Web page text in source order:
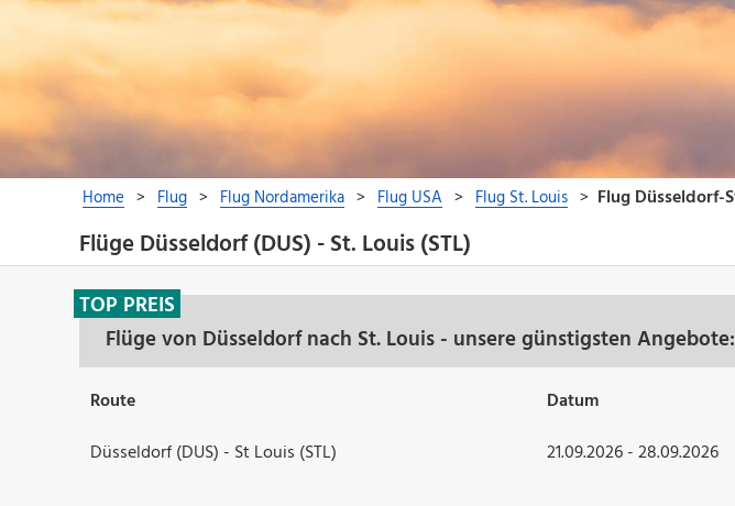
Flüge Düsseldorf (DUS) - St. Louis (STL)
Flüge von Düsseldorf nach St. Louis - unsere günstigsten Angebote:
TOP PREIS
Route Datum
Düsseldorf (DUS) - St Louis (STL)
21.09.2026 - 28.09.2026